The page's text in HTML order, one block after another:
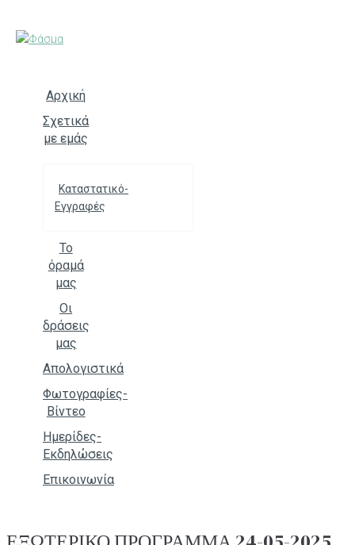
Αρχική
Σχετικά
με εμάς
Καταστατικό-
Εγγραφές
Το
όραμά
μας
Οι
δράσεις
μας
Απολογιστικά
Φωτογραφίες-
Βίντεο
Ημερίδες-
Εκδηλώσεις
Επικοινωνία